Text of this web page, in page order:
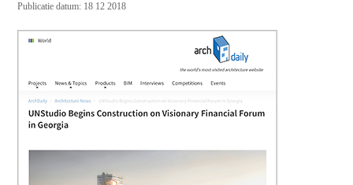
Publicatie datum: 18 12 2018